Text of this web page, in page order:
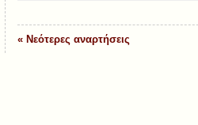
« Νεότερες αναρτήσεις